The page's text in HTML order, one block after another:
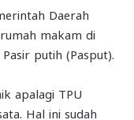
Daerah
makam di
putih (Pasput).
apalagi TPU
Hal ini sudah